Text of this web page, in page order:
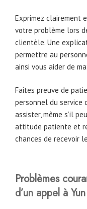
Exprimez clairement
votre problème lors
clientèle. Une
permettre au
ainsi vous aider de
Faites preuve de
personnel du service
assister, même s’il
attitude patiente et
chances de recevoir
Problèmes
d’un appel à